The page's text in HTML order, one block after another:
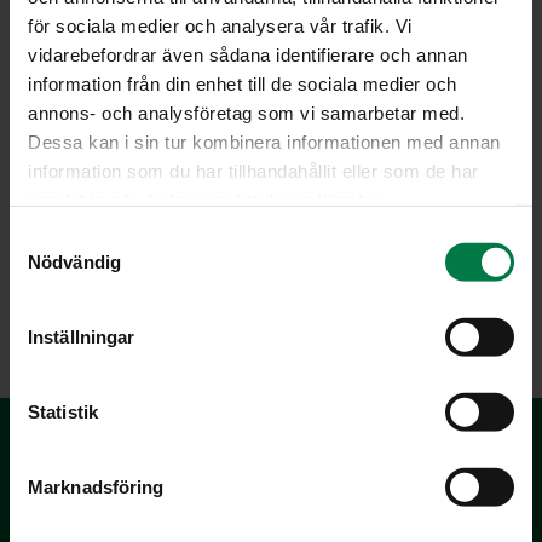
för sociala medier och analysera vår trafik. Vi
vidarebefordrar även sådana identifierare och annan
information från din enhet till de sociala medier och
annons- och analysföretag som vi samarbetar med.
Dessa kan i sin tur kombinera informationen med annan
information som du har tillhandahållit eller som de har
Nödvändig
Inställningar
Statistik
Marknadsföring
uuniperunoiden ja ruohosipulilla maustetun
kermaviilikastikkeen kera.
Ohje: Kotimaiset Kasvikset ry
Luokka:
Broileri ja kalkkuna